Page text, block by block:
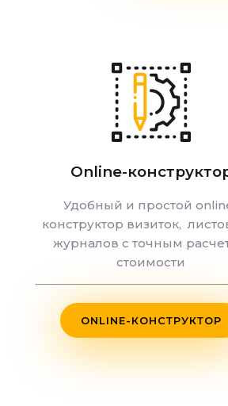
Online-
Удобный и простой
конструктор визиток,
журналов с точным
стоимости
ONLINE-КОНСТРУКТОР